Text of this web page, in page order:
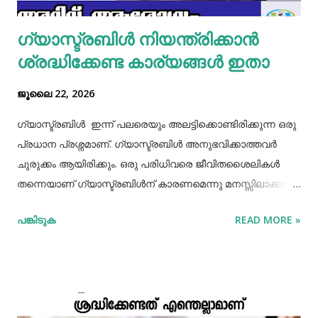
ഗ്യാസ്ട്രബിൾ നിയന്ത്രിക്കാൻ
ശ്രദ്ധിക്കേണ്ട കാര്യങ്ങൾ ഇതാ
ജൂലൈ 22, 2026
ഗ്യാസ്ട്രബിൾ ഇന്ന് പലരെയും അലട്ടിക്കൊണ്ടിരിക്കുന്ന ഒരു
പ്രധാന പ്രശ്നമാണ്. ഗ്യാസ്ട്രബിൾ അനുഭവിക്കാത്തവർ
ചുരുക്കം ആയിരിക്കും. ഒരു പരിധിവരെ ജീവിതശൈലികൾ
തന്നെയാണ് ഗ്യാസ്ട്രബിൾന് കാരണമെന്നു മനസ്സിലാക്കാം.
കഴിക്കൽ, ഭക്ഷണം ചവച്ചരച്ച് കഴിക്കാതിരിക്കൽ, വിശപ്പും
അറിയാൻ ക്ലിക്ക് ചെയ്യൂ 🔗 വയറ് വീർത്ത പ്രതീതിയാണ്
പങ്കിടുക READ MORE »